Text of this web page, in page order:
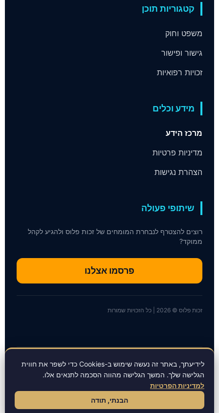
קטגוריות תוכן
משפט וחוק
גישור ופישור
זכויות רפואיות
מידע וכלים
מרכז הידע
מדיניות פרטיות
הצהרת נגישות
שיתופי פעולה
רוצים להצטרף לנבחרת המומחים של זכות פלוס ולהגיע לקהל
ממוקד?
פרסמו אצלנו
זכות פלוס © 2026 | כל הזכויות שמורות
הבהרה משפטית: המידע המופיע בפורטל אינו מהווה ייעוץ משפטי, רפואי או
מקצועי ואינו תחליף לייעוץ פרטני של איש מקצוע מוסמך. השימוש באתר כפוף
לידיעתך, באתר זה נעשה שימוש ב-Cookies כדי לשפר את חווית
הגלישה שלך. המשך הגלישה מהווה הסכמה לתנאים אלו.
למדיניות הפרטיות
הבנתי, תודה